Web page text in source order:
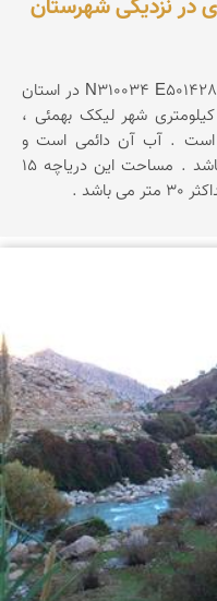
در نزدیکی شهرستان
تالاب برم الوان در موقعیت جغرافیایی N310034 E501428 در استان
کهگیلوییه و بویراحمد قرار دارد.در 40 کیلومتری شهر لیکک بهمئی ،
است . آب آن دائمی است و
ارتفاع آن از سطح دریا 1100 متر می باشد . مساحت این دریاچه 15